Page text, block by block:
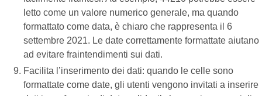
letto come un valore numerico generale, ma quando
formattato come data, è chiaro che rappresenta il 6
settembre 2021. Le date correttamente formattate aiutano
ad evitare fraintendimenti sui dati.
Facilita l’inserimento dei dati: quando le celle sono
formattate come date, gli utenti vengono invitati a inserire